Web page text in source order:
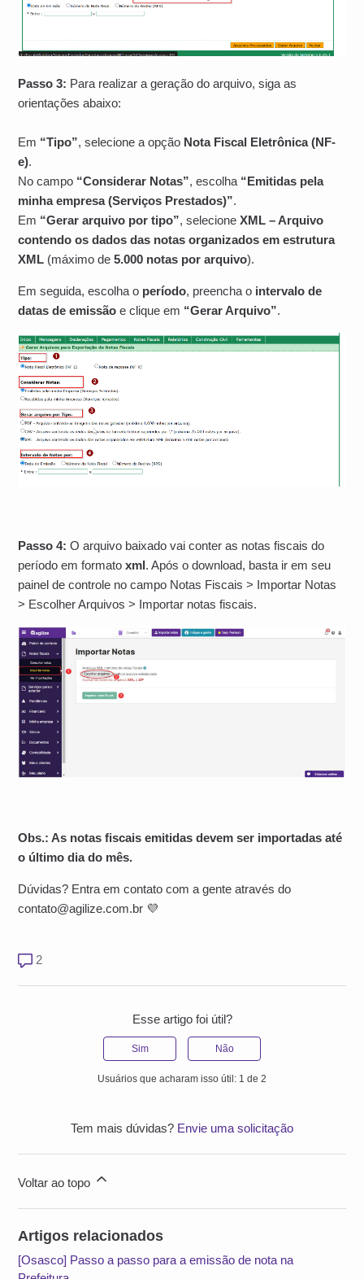
Passo 3: Para realizar a geração do arquivo, siga as
orientações abaixo:
Em “Tipo”, selecione a opção Nota Fiscal Eletrônica (NF-
e).
No campo “Considerar Notas”, escolha “Emitidas pela
minha empresa (Serviços Prestados)”.
Em “Gerar arquivo por tipo”, selecioneXML – Arquivo
contendo os dados das notas organizados em estrutura
XML (máximo de5.000 notas por arquivo).
Em seguida, escolha o período, preencha o intervalo de
datas de emissão e clique em “Gerar Arquivo”.
Passo 4: O arquivo baixado vai conter as notas fiscais do
período em formatoxml. Após o download, basta ir em seu
painel de controle no campo Notas Fiscais > Importar Notas
> Escolher Arquivos > Importar notas fiscais.
Obs.: As notas fiscais emitidas devem ser importadas até
o último dia do mês.
Dúvidas? Entra em contato com a gente através do
contato@agilize.com.br 💜
2 comentários
2
Esse artigo foi útil?
Sim Não
Usuários que acharam isso útil: 1 de 2
Tem mais dúvidas? Envie uma solicitação
Voltar ao topo
Artigos relacionados
[Osasco] Passo a passo para a emissão de nota na